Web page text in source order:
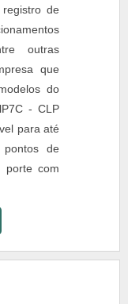
de
outras
que
do
- CLP
para até
de
porte com